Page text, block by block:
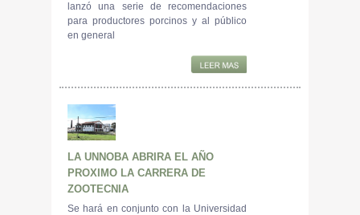
lanzó una serie de recomendaciones
para productores porcinos y al público
en general
LA UNNOBA ABRIRA EL AÑO
PROXIMO LA CARRERA DE
ZOOTECNIA
Se hará en conjunto con la Universidad